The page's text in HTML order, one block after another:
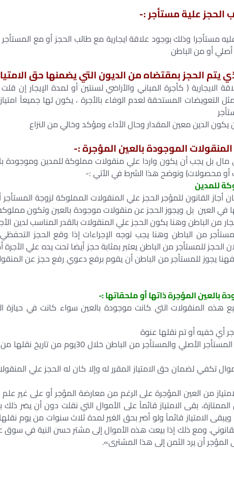
الحجز علية مستأجر :-
مستأجرا وذلك بوجود علاقة ايجارية مع طالب الحجز أو مع
أو من الباطن
يتم الحجز بمقتضاه من الديون التي يضمنها حق
الايجارية ( كأجرة المباني والأراضي لسنتين أو لمدة الإيجار
التعويضات المستحقة لعدم الوفاء بالأجرة ، يكون لها جميعاً
يكون الدين معين المقدار وحال الأداء ومؤكد وخالي من النزاع
المنقولات الموجودة بالعين المؤجرة :-
مال بل يجب أن يكون واردا علي منقولات مملوكة للمدين وموجودة
أو محصولات) ونوضح هذا الشرط في الأتي :-
أجاز القانون للمؤجر الحجز علي المنقولات المملوكة لزوجة
العين بل ويجوز الحجز عن منقولات موجودة بالعين وتكون
من الباطن وهنا يكون الحجز علي المنقولات بالقدر المناسب لدين
من الباطن وهنا يجب توجه الإجراءات إذا وقع الحجز
الحجز للمستأجر من الباطن يعتبر بمثابة حجز أيضا تحت يده علي الأجرة
يجوز للمستأجر من الباطن أن يقوم برفع دعوي رفع حجز عن
هذه المنقولات التي كانت موجودة بالعين سواء كانت في حيازة
أي خفيه أو تم نقلها عنوة
أن يتم الحجز في مواجهة المستأجر الأصلي والمستأجر من
تكفي لضمان حق الامتياز المقرر له وإلا كان له الحجز علي
من العين المؤجرة على الرغم من معارضة المؤجر أو على غير
بقى الامتياز قائماً على الأموال التي نقلت دون أن يضر ذلك
الامتياز قائماً ولو أضر بحق الغير لمدة ثلاث سنوات من يوم
ومع ذلك إذا بيعت هذه الأموال إلى مشتر حسن النية في سوق
أن يرد الثمن إلى هذا المشترى».